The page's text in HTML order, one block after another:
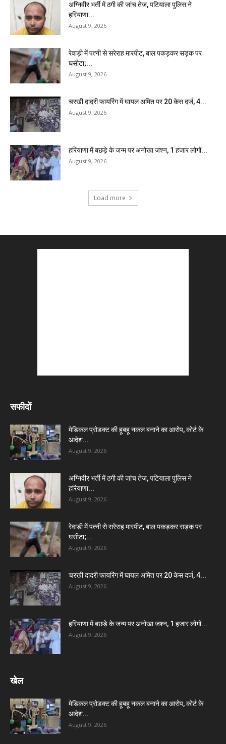
अग्निवीर भर्ती में ठगी की जांच तेज, पटियाला पुलिस ने
हरियाणा...
August 9, 2026
रेवाड़ी में पत्नी से सरेराह मारपीट, बाल पकड़कर सड़क पर
घसीटा;...
August 9, 2026
चरखी दादरी फायरिंग में घायल अमित पर 20 केस दर्ज, 4...
August 9, 2026
हरियाणा में बछड़े के जन्म पर अनोखा जश्न, 1 हजार लोगों...
August 9, 2026
Load more
सफीदों
मेडिकल प्रोडक्ट की हूबहू नकल बनाने का आरोप, कोर्ट के
आदेश...
August 9, 2026
अग्निवीर भर्ती में ठगी की जांच तेज, पटियाला पुलिस ने
हरियाणा...
August 9, 2026
रेवाड़ी में पत्नी से सरेराह मारपीट, बाल पकड़कर सड़क पर
घसीटा;...
August 9, 2026
चरखी दादरी फायरिंग में घायल अमित पर 20 केस दर्ज, 4...
August 9, 2026
हरियाणा में बछड़े के जन्म पर अनोखा जश्न, 1 हजार लोगों...
August 9, 2026
खेल
मेडिकल प्रोडक्ट की हूबहू नकल बनाने का आरोप, कोर्ट के
आदेश...
August 9, 2026